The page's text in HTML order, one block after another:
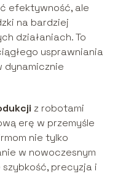
efektywność, ale
na bardziej
działaniach. To
usprawniania
dynamicznie
z robotami
erę w przemyśle
nie tylko
w nowoczesnym
precyzja i